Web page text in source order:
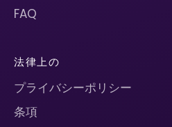
FAQ
法律上の
プライバシーポリシー
条項